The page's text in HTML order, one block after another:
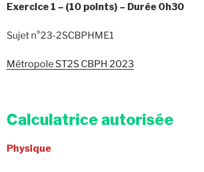
Exercice 1 – (10 points) – Durée 0h30
Sujet n°23-2SCBPHME1
Métropole ST2S CBPH 2023
Calculatrice autorisée
Physique